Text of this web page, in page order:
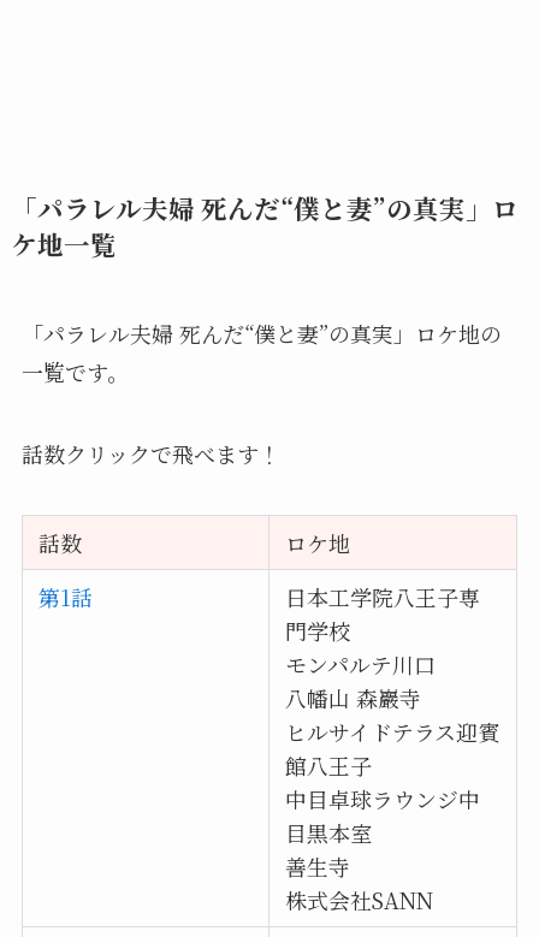
「パラレル夫婦 死んだ“僕と妻”の真実」ロ
ケ地一覧
「パラレル夫婦 死んだ“僕と妻”の真実」ロケ地の
一覧です。
話数クリックで飛べます！
話数
ロケ地
第1話
日本工学院八王子専
門学校
モンパルテ川口
八幡山 森巖寺
ヒルサイドテラス迎賓
館八王子
中目卓球ラウンジ中
目黒本室
善生寺
株式会社SANN